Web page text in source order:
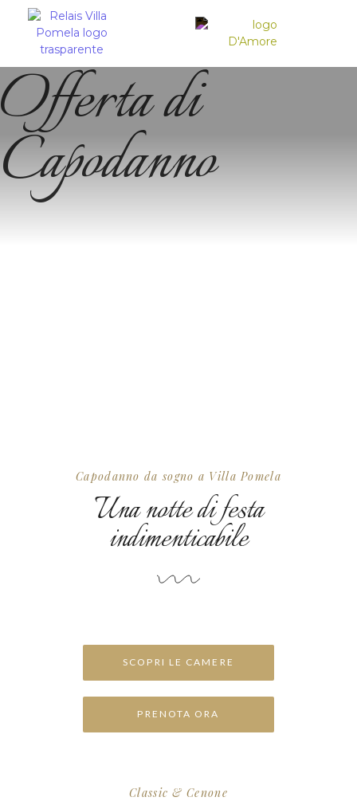
Offerta di
Capodanno
Capodanno da sogno a Villa Pomela
Una notte di festa
indimenticabile
SCOPRI LE CAMERE
PRENOTA ORA
Classic & Cenone